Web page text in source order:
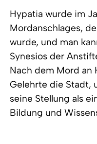
Hypatia wurde im
Mordanschlages,
wurde, und man
Synesios der
Nach dem Mord an
Gelehrte die Stadt,
seine Stellung als
Bildung und